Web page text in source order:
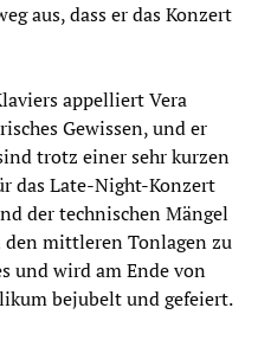
aus, dass er das Konzert
appelliert Vera
Gewissen, und er
trotz einer sehr kurzen
das Late-Night-Konzert
der technischen Mängel
den mittleren Tonlagen zu
und wird am Ende von
bejubelt und gefeiert.